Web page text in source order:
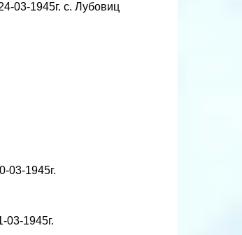
03-1945г. с. Лубовиц
03-1945г.
03-1945г.